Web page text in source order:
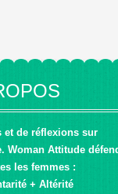
et de réflexions sur
Woman Attitude
les femmes :
+ Altérité